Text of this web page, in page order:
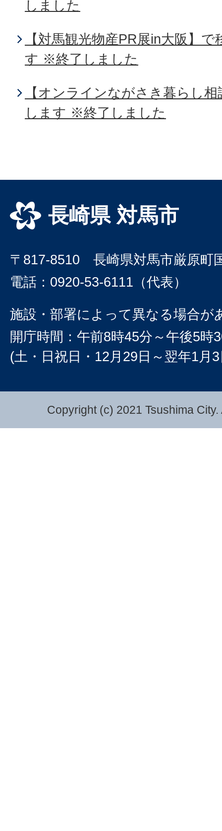
しました
【対馬観光物産PR展in大阪】
す ※終了しました
【オンラインながさき暮らし
します ※終了しました
長崎県 対馬市
〒817-8510 長崎県対馬市厳原町
電話：0920-53-6111（代表）
施設・部署によって異なる場合が
開庁時間：午前8時45分～午後5時
(土・日祝日・12月29日～翌年1月
Copyright (c) 2021 Tsushima